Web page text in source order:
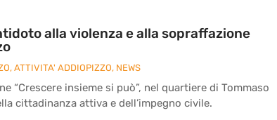
alla violenza e alla sopraffazione
, ATTIVITA' ADDIOPIZZO, NEWS
“Crescere insieme si può”, nel quartiere di Tommaso
cittadinanza attiva e dell’impegno civile.